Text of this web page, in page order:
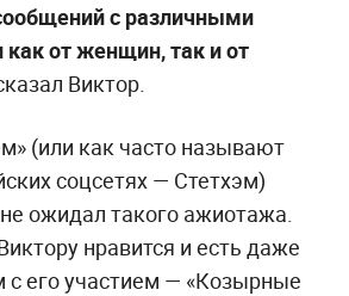
с различными
от женщин, так и от
Виктор.
(или как часто называют
соцсетях — Стетхэм)
не ожидал такого ажиотажа.
нравится и есть даже
его участием — «Козырные